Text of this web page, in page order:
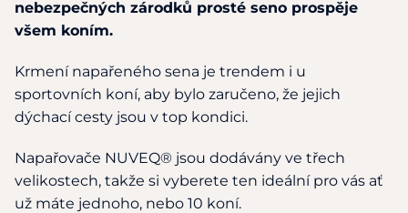
nebezpečných zárodků prosté seno prospěje
všem koním.
Krmení napařeného sena je trendem i u
sportovních koní, aby bylo zaručeno, že jejich
dýchací cesty jsou v top kondici.
Napařovače NUVEQ® jsou dodávány ve třech
velikostech, takže si vyberete ten ideální pro vás ať
už máte jednoho, nebo 10 koní.